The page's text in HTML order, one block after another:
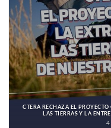
CTERA RECHAZA EL
LAS TIERRAS Y LA
4